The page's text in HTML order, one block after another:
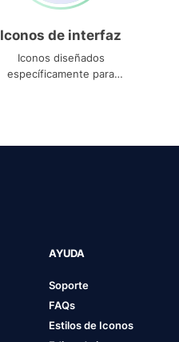
Iconos de interfaz
Iconos diseñados
específicamente para
AYUDA
Soporte
FAQs
Estilos de Iconos